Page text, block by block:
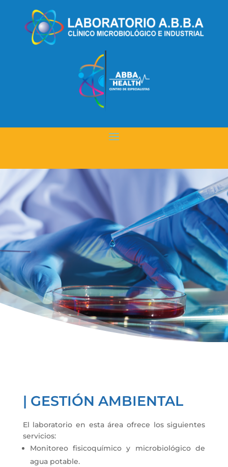
| GESTIÓN AMBIENTAL
El laboratorio en esta área ofrece los siguientes
servicios:
Monitoreo fisicoquímico y microbiológico de
agua potable.